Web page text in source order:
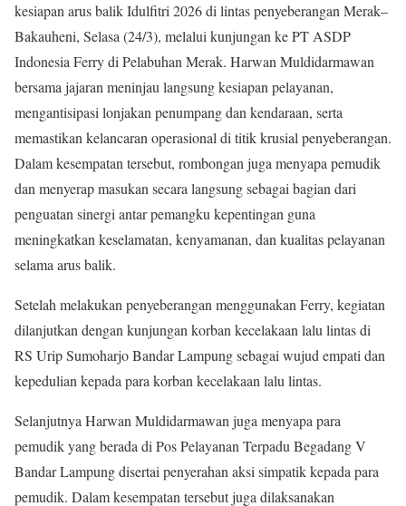
kesiapan arus balik Idulfitri 2026 di lintas penyeberangan Merak–
Bakauheni, Selasa (24/3), melalui kunjungan ke PT ASDP
Indonesia Ferry di Pelabuhan Merak. Harwan Muldidarmawan
bersama jajaran meninjau langsung kesiapan pelayanan,
mengantisipasi lonjakan penumpang dan kendaraan, serta
memastikan kelancaran operasional di titik krusial penyeberangan.
Dalam kesempatan tersebut, rombongan juga menyapa pemudik
dan menyerap masukan secara langsung sebagai bagian dari
penguatan sinergi antar pemangku kepentingan guna
meningkatkan keselamatan, kenyamanan, dan kualitas pelayanan
selama arus balik.
Setelah melakukan penyeberangan menggunakan Ferry, kegiatan
dilanjutkan dengan kunjungan korban kecelakaan lalu lintas di
RS Urip Sumoharjo Bandar Lampung sebagai wujud empati dan
kepedulian kepada para korban kecelakaan lalu lintas.
Selanjutnya Harwan Muldidarmawan juga menyapa para
pemudik yang berada di Pos Pelayanan Terpadu Begadang V
Bandar Lampung disertai penyerahan aksi simpatik kepada para
pemudik. Dalam kesempatan tersebut juga dilaksanakan